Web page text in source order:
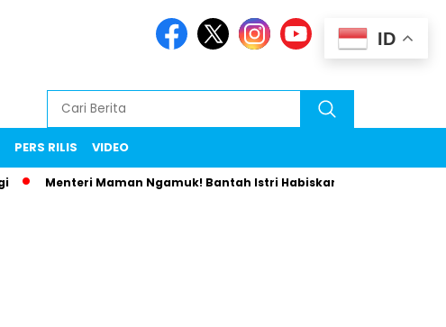
PERS RILIS VIDEO
Menteri Maman Ngamuk! Bantah Istri Habiskan Uang Negara
ID